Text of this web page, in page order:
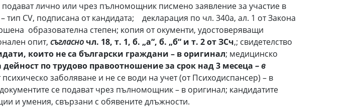
лично или чрез пълномощник писмено заявление за участие в
тип СV, подписана от кандидата; декларация по чл. 340а, ал. 1 от Закона
образователна степен; копия от окументи, удостоверяващи
опит, съгласно чл. 18, т. 1, б. „а“, б. „б“ и т. 2 от ЗСч,; свидетелство
които не са български граждани – в оригинал; медицинско
дейност по трудово правоотношение за срок над 3 месеца – в
заболяване и не се води на учет (от Психодиспансер) – в
се подават чрез пълномощник – в оригинал; кандидатите
и умения, свързани с обявените длъжности.